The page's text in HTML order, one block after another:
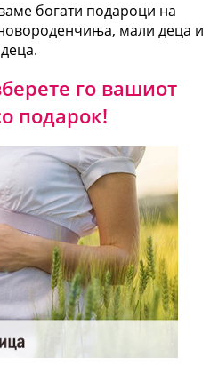
богати подароци на
мали деца и
деца.
го вашиот
подарок!